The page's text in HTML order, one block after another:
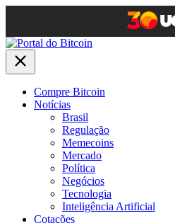
Compre Bitcoin
Notícias
Brasil
Regulação
Memecoins
Mercado
Política
Negócios
Tecnologia
Inteligência Artificial
Cotações